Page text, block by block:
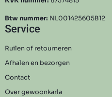
Btw nummer: NL001425605B12
Service
Ruilen of retourneren
Afhalen en bezorgen
Contact
Over gewoonkarla